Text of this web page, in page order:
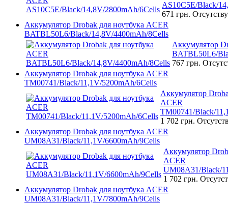
AS10C5E/Black/
671 грн.
Аккумулятор Drobak для ноутбука ACER
BATBL50L6/Black/14,8V/4400mAh/8Cells
Аккумулятор
BATBL50L6/
767 грн.
Аккумулятор Drobak для ноутбука ACER
TM00741/Black/11,1V/5200mAh/6Cells
Аккумулятор
ACER
TM00741/Black/
1 702 грн.
Аккумулятор Drobak для ноутбука ACER
UM08A31/Black/11,1V/6600mAh/9Cells
Аккумулятор
ACER
UM08A31/Black/
1 702 грн.
Аккумулятор Drobak для ноутбука ACER
UM08A31/Black/11,1V/7800mAh/9Cells